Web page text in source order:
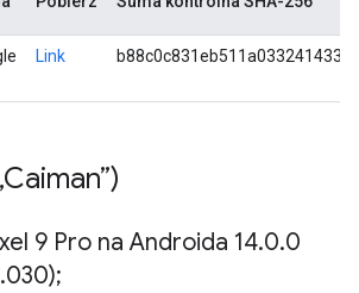
Link
9 Pro na Androida 14.0.0
.030);